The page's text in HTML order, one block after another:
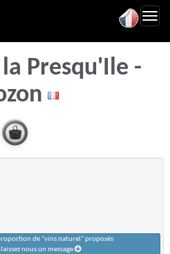
Presqu'Ile -
proportion de "vins naturel" proposés
nous un message